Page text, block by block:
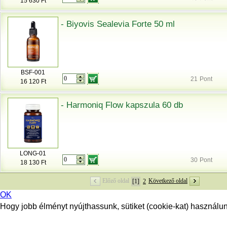
BSF-001
16 120 Ft
- Biyovis Sealevia Forte 50 ml
21 Pont
LONG-01
18 130 Ft
- Harmoniq Flow kapszula 60 db
30 Pont
Előző oldal [1] 2 Következő oldal
OK
Hogy jobb élményt nyújthassunk, sütiket (cookie-kat)